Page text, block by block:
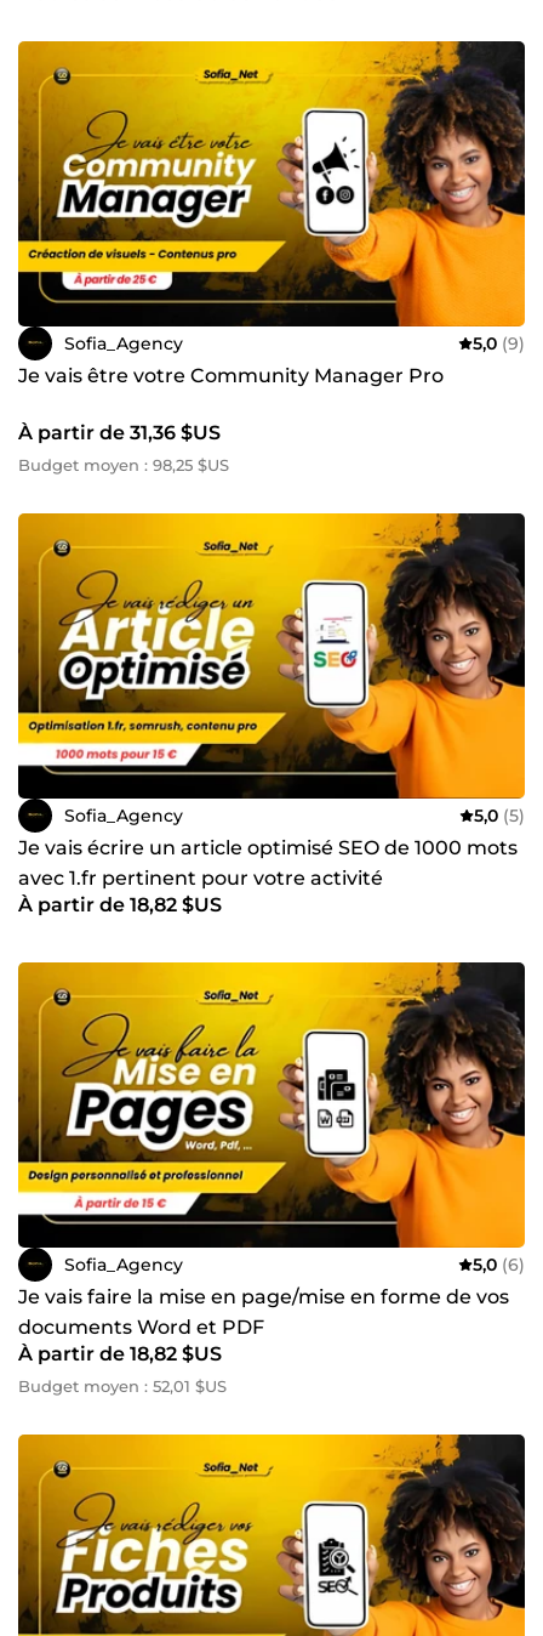
24h/24 7j/7j pour répondre à vos besoins. 💬 N'hésitez pas
à me contacter pour discuter de votre projet ou poser vos
questions avant de passer commande.
Sofia_Agency 5,0 (9)
Je vais être votre Community Manager Pro
À partir de 31,36 $US
Budget moyen : 98,25 $US
Sofia_Agency 5,0 (5)
Je vais écrire un article optimisé SEO de 1000 mots
avec 1.fr pertinent pour votre activité
À partir de 18,82 $US
Sofia_Agency 5,0 (6)
Je vais faire la mise en page/mise en forme de vos
documents Word et PDF
À partir de 18,82 $US
Budget moyen : 52,01 $US